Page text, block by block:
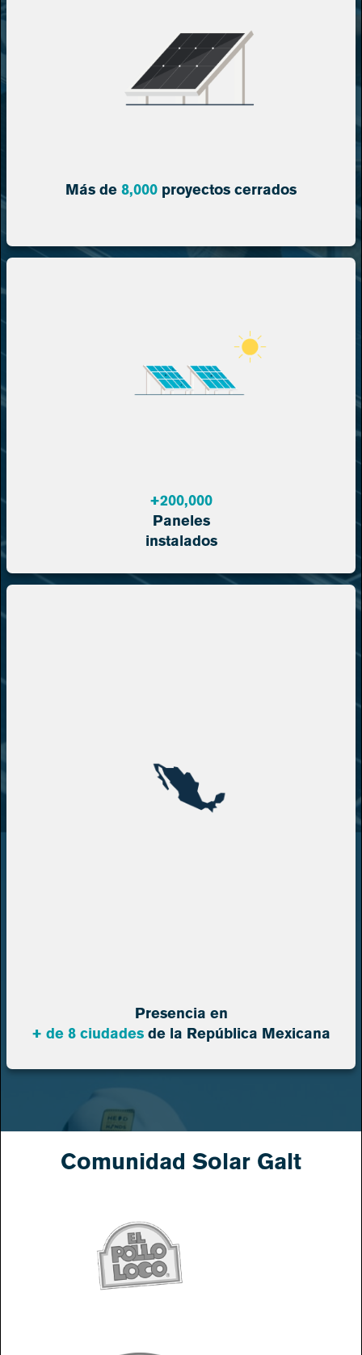
Más de 8,000 proyectos cerrados
+200,000
Paneles
instalados
Presencia en
+ de 8 ciudades de la República Mexicana
Comunidad Solar Galt